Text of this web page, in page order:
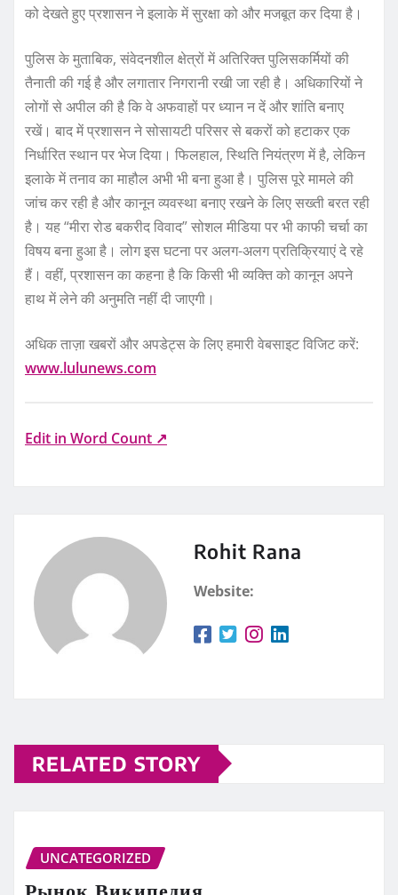
को देखते हुए प्रशासन ने इलाके में सुरक्षा को और मजबूत कर दिया है।
पुलिस के मुताबिक, संवेदनशील क्षेत्रों में अतिरिक्त पुलिसकर्मियों की
तैनाती की गई है और लगातार निगरानी रखी जा रही है। अधिकारियों ने
लोगों से अपील की है कि वे अफवाहों पर ध्यान न दें और शांति बनाए
रखें। बाद में प्रशासन ने सोसायटी परिसर से बकरों को हटाकर एक
निर्धारित स्थान पर भेज दिया। फिलहाल, स्थिति नियंत्रण में है, लेकिन
इलाके में तनाव का माहौल अभी भी बना हुआ है। पुलिस पूरे मामले की
जांच कर रही है और कानून व्यवस्था बनाए रखने के लिए सख्ती बरत रही
है। यह “मीरा रोड बकरीद विवाद” सोशल मीडिया पर भी काफी चर्चा का
विषय बना हुआ है। लोग इस घटना पर अलग-अलग प्रतिक्रियाएं दे रहे
हैं। वहीं, प्रशासन का कहना है कि किसी भी व्यक्ति को कानून अपने
हाथ में लेने की अनुमति नहीं दी जाएगी।
अधिक ताज़ा खबरों और अपडेट्स के लिए हमारी वेबसाइट विजिट करें:
www.lulunews.com
Edit in Word Count ↗
Rohit Rana
Website:
RELATED STORY
UNCATEGORIZED
Рынок Википедия